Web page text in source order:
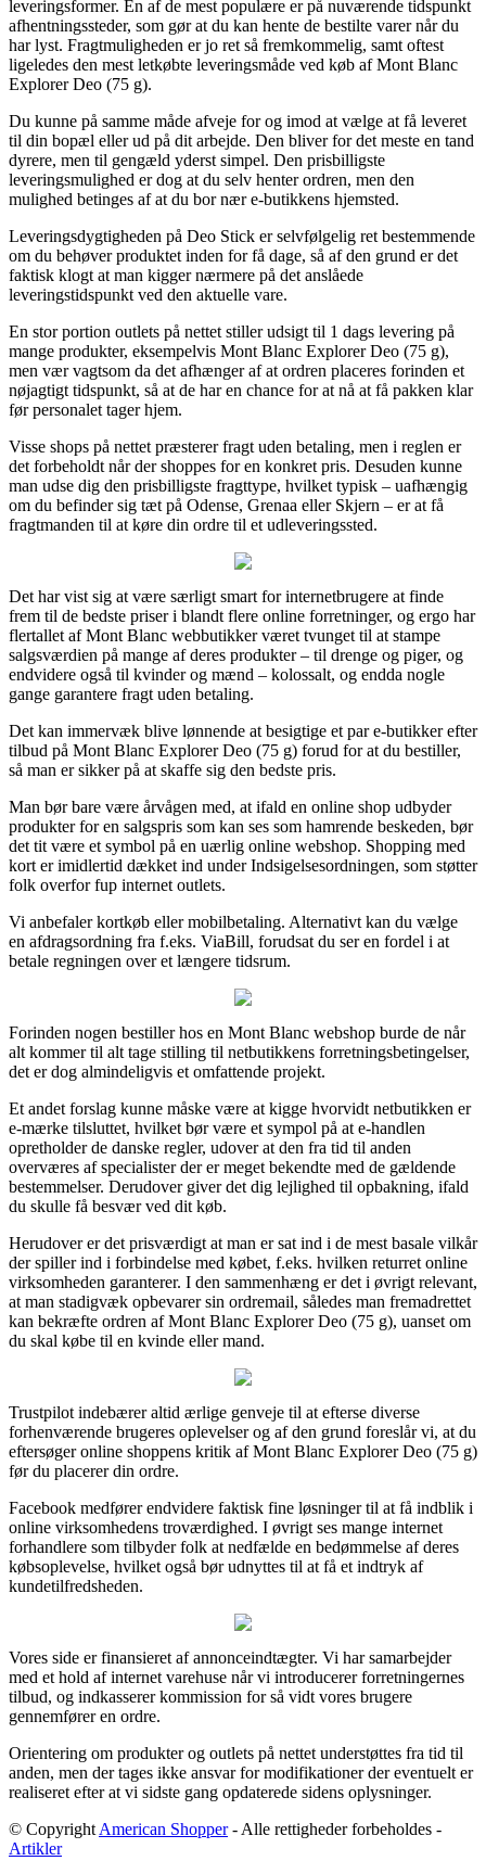
leveringsformer. En af de mest populære er på nuværende tidspunkt
afhentningssteder, som gør at du kan hente de bestilte varer når du
har lyst. Fragtmuligheden er jo ret så fremkommelig, samt oftest
ligeledes den mest letkøbte leveringsmåde ved køb af Mont Blanc
Explorer Deo (75 g).
Du kunne på samme måde afveje for og imod at vælge at få leveret
til din bopæl eller ud på dit arbejde. Den bliver for det meste en tand
dyrere, men til gengæld yderst simpel. Den prisbilligste
leveringsmulighed er dog at du selv henter ordren, men den
mulighed betinges af at du bor nær e-butikkens hjemsted.
Leveringsdygtigheden på Deo Stick er selvfølgelig ret bestemmende
om du behøver produktet inden for få dage, så af den grund er det
faktisk klogt at man kigger nærmere på det anslåede
leveringstidspunkt ved den aktuelle vare.
En stor portion outlets på nettet stiller udsigt til 1 dags levering på
mange produkter, eksempelvis Mont Blanc Explorer Deo (75 g),
men vær vagtsom da det afhænger af at ordren placeres forinden et
nøjagtigt tidspunkt, så at de har en chance for at nå at få pakken klar
før personalet tager hjem.
Visse shops på nettet præsterer fragt uden betaling, men i reglen er
det forbeholdt når der shoppes for en konkret pris. Desuden kunne
man udse dig den prisbilligste fragttype, hvilket typisk – uafhængig
om du befinder sig tæt på Odense, Grenaa eller Skjern – er at få
fragtmanden til at køre din ordre til et udleveringssted.
Det har vist sig at være særligt smart for internetbrugere at finde
frem til de bedste priser i blandt flere online forretninger, og ergo har
flertallet af Mont Blanc webbutikker været tvunget til at stampe
salgsværdien på mange af deres produkter – til drenge og piger, og
endvidere også til kvinder og mænd – kolossalt, og endda nogle
gange garantere fragt uden betaling.
Det kan immervæk blive lønnende at besigtige et par e-butikker efter
tilbud på Mont Blanc Explorer Deo (75 g) forud for at du bestiller,
så man er sikker på at skaffe sig den bedste pris.
Man bør bare være årvågen med, at ifald en online shop udbyder
produkter for en salgspris som kan ses som hamrende beskeden, bør
det tit være et symbol på en uærlig online webshop. Shopping med
kort er imidlertid dækket ind under Indsigelsesordningen, som støtter
folk overfor fup internet outlets.
Vi anbefaler kortkøb eller mobilbetaling. Alternativt kan du vælge
en afdragsordning fra f.eks. ViaBill, forudsat du ser en fordel i at
betale regningen over et længere tidsrum.
Forinden nogen bestiller hos en Mont Blanc webshop burde de når
alt kommer til alt tage stilling til netbutikkens forretningsbetingelser,
det er dog almindeligvis et omfattende projekt.
Et andet forslag kunne måske være at kigge hvorvidt netbutikken er
e-mærke tilsluttet, hvilket bør være et sympol på at e-handlen
opretholder de danske regler, udover at den fra tid til anden
overværes af specialister der er meget bekendte med de gældende
bestemmelser. Derudover giver det dig lejlighed til opbakning, ifald
du skulle få besvær ved dit køb.
Herudover er det prisværdigt at man er sat ind i de mest basale vilkår
der spiller ind i forbindelse med købet, f.eks. hvilken returret online
virksomheden garanterer. I den sammenhæng er det i øvrigt relevant,
at man stadigvæk opbevarer sin ordremail, således man fremadrettet
kan bekræfte ordren af Mont Blanc Explorer Deo (75 g), uanset om
du skal købe til en kvinde eller mand.
Trustpilot indebærer altid ærlige genveje til at efterse diverse
forhenværende brugeres oplevelser og af den grund foreslår vi, at du
eftersøger online shoppens kritik af Mont Blanc Explorer Deo (75 g)
før du placerer din ordre.
Facebook medfører endvidere faktisk fine løsninger til at få indblik i
online virksomhedens troværdighed. I øvrigt ses mange internet
forhandlere som tilbyder folk at nedfælde en bedømmelse af deres
købsoplevelse, hvilket også bør udnyttes til at få et indtryk af
kundetilfredsheden.
Vores side er finansieret af annonceindtægter. Vi har samarbejder
med et hold af internet varehuse når vi introducerer forretningernes
tilbud, og indkasserer kommission for så vidt vores brugere
gennemfører en ordre.
Orientering om produkter og outlets på nettet understøttes fra tid til
anden, men der tages ikke ansvar for modifikationer der eventuelt er
realiseret efter at vi sidste gang opdaterede sidens oplysninger.
© Copyright American Shopper- Alle rettigheder forbeholdes -
Artikler